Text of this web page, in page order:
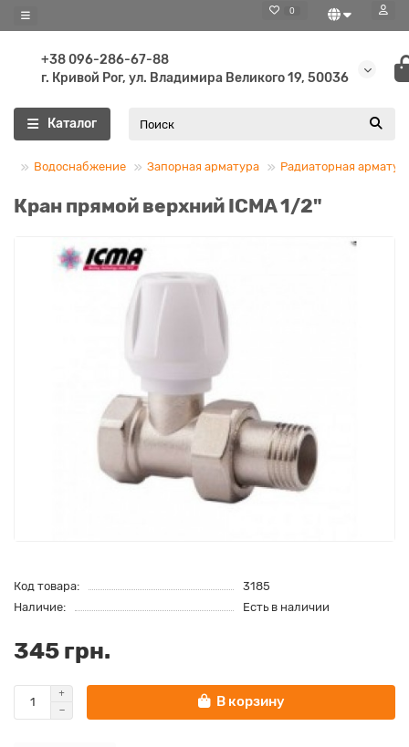
0
+38 096-286-67-88
г. Кривой Рог, ул. Владимира Великого 19, 50036
Каталог
Водоснабжение Запорная арматура Радиаторная
Кран прямой верхний ICMA 1/2"
Код товара:
3185
Наличие:
Есть в наличии
345 грн.
В корзину